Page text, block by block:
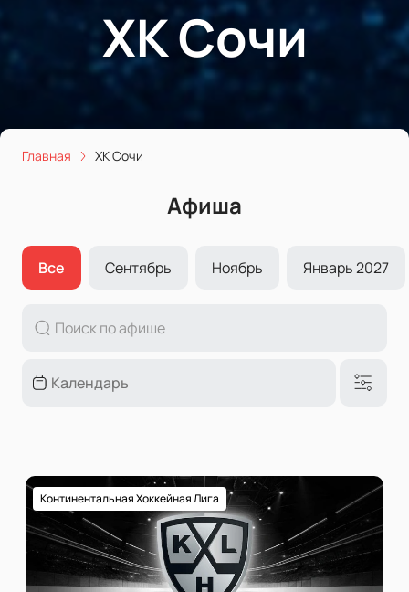
ХК Сочи
Главная ХК Сочи
Афиша
Все Сентябрь Ноябрь Январь 2027
Континентальная Хоккейная Лига